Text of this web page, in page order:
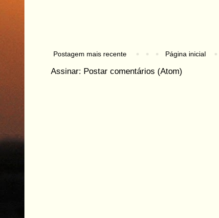
Postagem mais recente Página inicial
Assinar: Postar comentários (Atom)